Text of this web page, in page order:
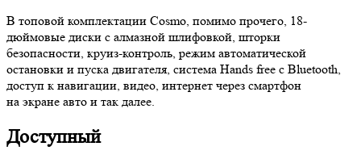
В топовой комплектации Сosmo, помимо прочего, 18-
дюймовые диски с алмазной шлифовкой, шторки
безопасности, круиз-контроль, режим автоматической
остановки и пуска двигателя, система Hands free с Bluetooth,
доступ к навигации, видео, интернет через смартфон
на экране авто и так далее.
Доступный